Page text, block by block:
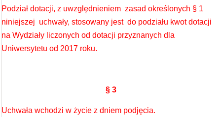
Podział dotacji, z uwzględnieniem zasad określonych § 1
niniejszej uchwały, stosowany jest do podziału kwot dotacji
na Wydziały liczonych od dotacji przyznanych dla
Uniwersytetu od 2017 roku.
§ 3
Uchwała wchodzi w życie z dniem podjęcia.